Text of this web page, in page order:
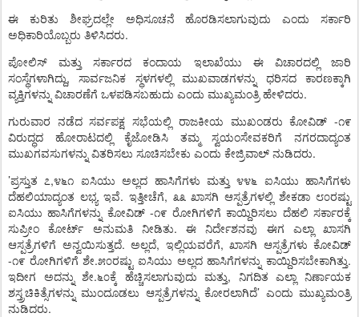
ಈ ಕುರಿತು ಶೀಘ್ರದಲ್ಲೇ ಅಧಿಸೂಚನೆ ಹೊರಡಿಸಲಾಗುವುದು ಎಂದು
ಸರ್ಕಾರಿ
ಅಧಿಕಾರಿಯೊಬ್ಬರು ತಿಳಿಸಿದರು.
ಪೋಲಿಸ್ ಮತ್ತು ಸರ್ಕಾರದ ಕಂದಾಯ ಇಲಾಖೆಯು ಈ ವಿಚಾರದಲ್ಲಿ
ಜಾರಿ
ಸಂಸ್ಥೆಗಳಾಗಿದ್ದು,ಸಾರ್ವಜನಿಕ ಸ್ಥಳಗಳಲ್ಲಿ ಮುಖವಾಡಗಳನ್ನು ಧರಿಸದ
ಕಾರಣಕ್ಕಾಗಿ
ವ್ಯಕ್ತಿಗಳನ್ನು ವಿಚಾರಣೆಗೆ ಒಳಪಡಿಸಬಹುದು ಎಂದು ಮುಖ್ಯಮಂತ್ರಿ ಹೇಳಿದರು.
ಗುರುವಾರ ನಡೆದ ಸರ್ವಪಕ್ಷ ಸಭೆಯಲ್ಲಿ ರಾಜಕೀಯ ಮುಖಂಡರು ಕೋವಿಡ್ -೧೯
ವಿರುದ್ಧದ
ಹೋರಾಟದಲ್ಲಿ ಕೈಜೋಡಿಸಿ ತಮ್ಮ ಸ್ವಯಂಸೇವಕರಿಗೆ
ನಗರದಾದ್ಯಂತ
ಮುಖಗವಸುಗಳನ್ನು ವಿತರಿಸಲು ಸೂಚಿಸಬೇಕು ಎಂದು ಕೇಜ್ರಿವಾಲ್ ನುಡಿದರು.
’ಪ್ರಸ್ತುತ ೭,೪೬೧ ಐಸಿಯು ಅಲ್ಲದ ಹಾಸಿಗೆಗಳು ಮತ್ತು ೪೪೬ ಐಸಿಯು ಹಾಸಿಗೆಗಳು
ದೆಹಲಿಯಾದ್ಯಂತ ಲಭ್ಯ ಇವೆ. ಇತ್ತೀಚೆಗೆ, ೩೩ ಖಾಸಗಿ ಆಸ್ಪತ್ರೆಗಳಲ್ಲಿ ಶೇಕಡಾ ೮೦ರಷ್ಟು
ಐಸಿಯು ಹಾಸಿಗೆಗಳನ್ನು ಕೋವಿಡ್-೧೯ ರೋಗಿಗಳಿಗೆ ಕಾಯ್ದಿರಿಸಲು ದೆಹಲಿ ಸರ್ಕಾರಕ್ಕೆ
ಸುಪ್ರೀಂ
ಕೋರ್ಟ್ ಅನುಮತಿ ನೀಡಿತು. ಈ ನಿರ್ದೇಶನವು ಈಗ ಎಲ್ಲಾ
ಖಾಸಗಿ
ಆಸ್ಪತ್ರೆಗಳಿಗೆ ಅನ್ವಯಿಸುತ್ತದೆ. ಅಲ್ಲದೆ, ಇಲ್ಲಿಯವರೆಗೆ, ಖಾಸಗಿ ಆಸ್ಪತ್ರೆಗಳು ಕೋವಿಡ್
-೧೯ ರೋಗಿಗಳಿಗೆ ಶೇ.೫೦ರಷ್ಟು ಐಸಿಯು ಅಲ್ಲದ ಹಾಸಿಗೆಗಳನ್ನು ಕಾಯ್ದಿರಿಸಬೇಕಾಗಿತ್ತು.
ಇದೀಗ ಅದನ್ನು ಶೇ.೬೦ಕ್ಕೆ ಹೆಚ್ಚಿಸಲಾಗುವುದು ಮತ್ತು, ನಿಗದಿತ ಎಲ್ಲಾ
ನಿರ್ಣಾಯಕ
ಶಸ್ತ್ರಚಿಕಿತ್ಸೆಗಳನ್ನು ಮುಂದೂಡಲು ಆಸ್ಪತ್ರೆಗಳನ್ನು ಕೋರಲಾಗಿದೆ’ ಎಂದು ಮುಖ್ಯಮಂತ್ರಿ
ನುಡಿದರು.